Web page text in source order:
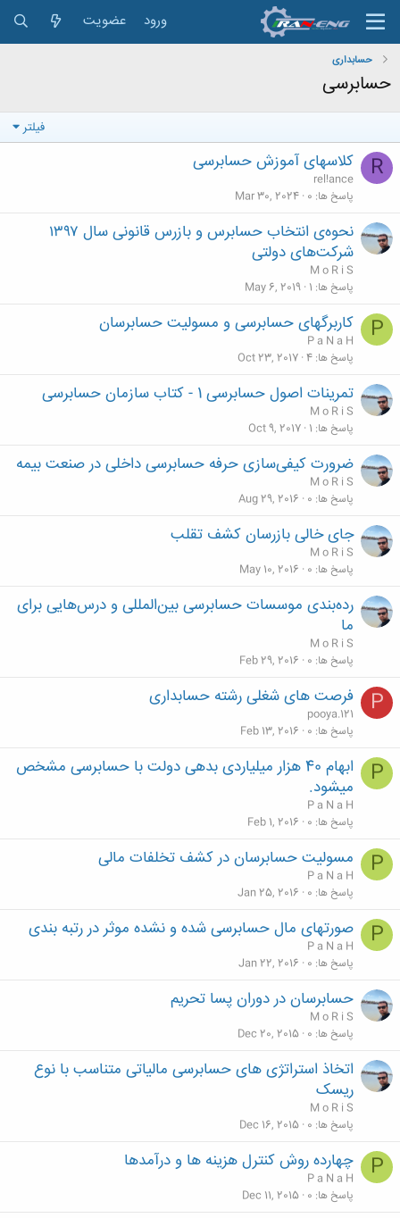
ورود عضویت
حسابداری
حسابرسی
فیلتر
R کلاسهای آموزش حسابرسی
rel!ance
پاسخ ها 0
Mar 30, 2024
نحوه‌ی انتخاب حسابرس و بازرس قانونی سال ۱۳۹۷
شرکت‌های دولتی
M o R i S
پاسخ ها 1
May 6, 2019
P کاربرگهای حسابرسی و مسولیت حسابرسان
P a N a H
پاسخ ها 4
Oct 23, 2017
تمرینات اصول حسابرسی 1 - کتاب سازمان حسابرسی
M o R i S
پاسخ ها 1
Oct 9, 2017
ضرورت کیفی‌سازی حرفه حسابرسی داخلی در صنعت بیمه
M o R i S
پاسخ ها 0
Aug 29, 2016
جای خالی بازرسان کشف تقلب
M o R i S
پاسخ ها 0
May 10, 2016
رده‌بندی موسسات حسابرسی بین‌المللی و درس‌هایی برای
ما
M o R i S
پاسخ ها 0
Feb 29, 2016
P فرصت های شغلی رشته حسابداری
pooya.121
پاسخ ها 0
Feb 13, 2016
P
ابهام 40 هزار میلیاردی بدهی دولت با حسابرسی مشخص
میشود.
P a N a H
پاسخ ها 0
Feb 1, 2016
P مسولیت حسابرسان در کشف تخلفات مالی
P a N a H
پاسخ ها 0
Jan 25, 2016
P صورتهای مال حسابرسی شده و نشده موثر در رتبه بندی
P a N a H
پاسخ ها 0
Jan 22, 2016
حسابرسان در دوران پسا تحریم
M o R i S
پاسخ ها 0
Dec 20, 2015
اتخاذ استراتژی های حسابرسی مالیاتی متناسب با نوع
ریسک
M o R i S
پاسخ ها 0
Dec 16, 2015
P چهارده روش کنترل هزینه ها و درآمدها
P a N a H
پاسخ ها 0
Dec 11, 2015